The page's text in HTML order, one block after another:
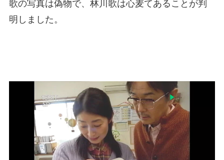
歌の写真は偽物で、林川歌は心麦てあることが判
明しました。